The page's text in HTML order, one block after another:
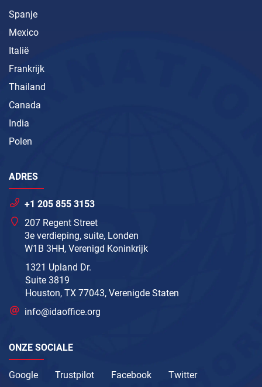
Spanje
Mexico
Italië
Frankrijk
Thailand
Canada
India
Polen
ADRES
+1 205 855 3153
207 Regent Street
3e verdieping, suite, Londen
W1B 3HH, Verenigd Koninkrijk
1321 Upland Dr.
Suite 3819
Houston, TX 77043, Verenigde Staten
info@idaoffice.org
ONZE SOCIALE
Google Trustpilot Facebook
Twitter